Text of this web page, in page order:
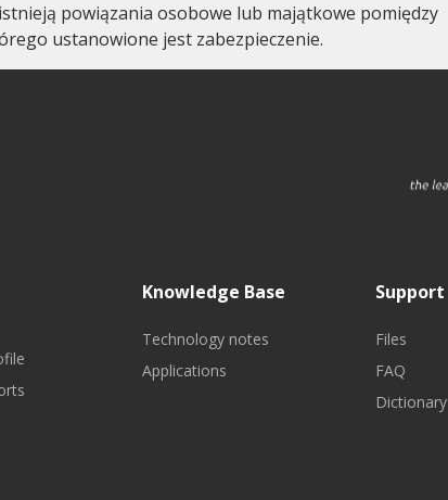
powiązania osobowe lub majątkowe pomiędzy
ustanowione jest zabezpieczenie.
Knowledge Base
Technology notes
Applications
Support
Files
FAQ
Dictionary